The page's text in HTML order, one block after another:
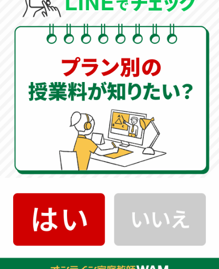
「オンライン家庭教師WAM」 では、指導センターがお子
様の現状をしっかりと分析し、必要なカリキュラムを完
全オーダーメイドで作成します。
夏の学習への取り組み方
ただ闇雲に演習問題をこなすだけでは、成績のブレイク
スルーは生まれません。問題量をこなすことは塾や宿題
に任せ、オンライン家庭教師のWAMでは「根本的にどの
ように解けばいいのか」という本質を指導
解き方のアプローチを知るだけで、今後の成績は大きく
変わってきます。
500円 キャンペーン実施中